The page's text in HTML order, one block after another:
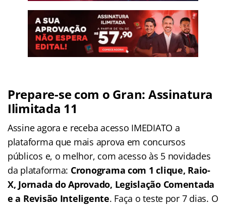
Prepare-se com o Gran: Assinatura
Ilimitada 11
Assine agora e receba acesso IMEDIATO a
plataforma que mais aprova em concursos
públicos e, o melhor, com acesso às 5 novidades
da plataforma: Cronograma com 1 clique, Raio-
X, Jornada do Aprovado, Legislação Comentada
e a Revisão Inteligente. Faça o teste por 7 dias. O